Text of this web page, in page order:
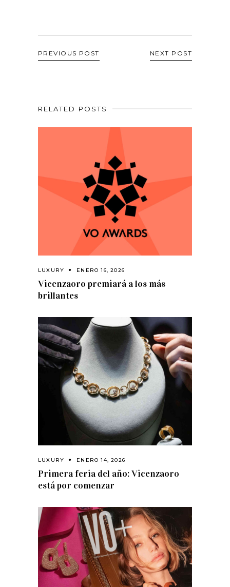
PREVIOUS POST NEXT POST
RELATED POSTS
LUXURY ENERO 16, 2026
Vicenzaoro premiará a los más
brillantes
LUXURY ENERO 14, 2026
Primera feria del año: Vicenzaoro
está por comenzar